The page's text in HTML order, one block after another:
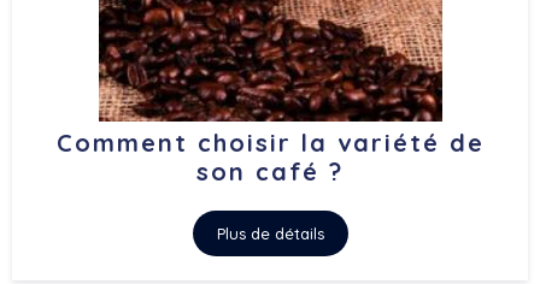
Comment choisir la variété de
son café ?
Plus de détails